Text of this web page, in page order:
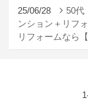
25/06/28
50代
ンション＋リフ
リフォームなら